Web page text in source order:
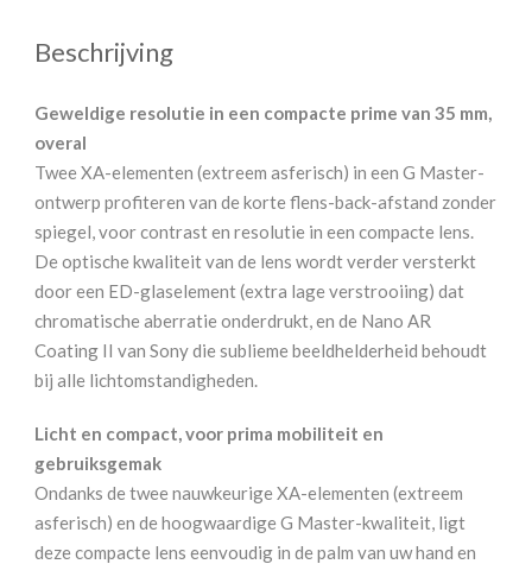
Beschrijving
Geweldige resolutie in een compacte prime van 35 mm,
overal
Twee XA-elementen (extreem asferisch) in een G Master-
ontwerp profiteren van de korte flens-back-afstand zonder
spiegel, voor contrast en resolutie in een compacte lens.
De optische kwaliteit van de lens wordt verder versterkt
door een ED-glaselement (extra lage verstrooiing) dat
chromatische aberratie onderdrukt, en de Nano AR
Coating II van Sony die sublieme beeldhelderheid behoudt
bij alle lichtomstandigheden.
Licht en compact, voor prima mobiliteit en
gebruiksgemak
Ondanks de twee nauwkeurige XA-elementen (extreem
asferisch) en de hoogwaardige G Master-kwaliteit, ligt
deze compacte lens eenvoudig in de palm van uw hand en